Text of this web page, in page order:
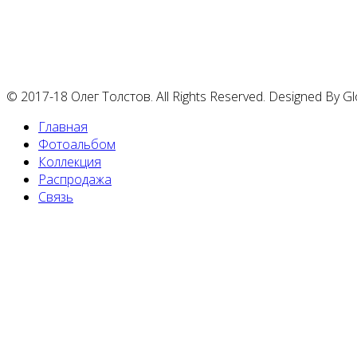
© 2017-18 Олег Толстов. All Rights Reserved. Designed By
Главная
Фотоальбом
Коллекция
Распродажа
Связь